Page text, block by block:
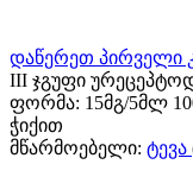
დაწერეთ პირველი
III ჯგუფი
ფორმა: 15მგ/5მლ
ჭიქით
მწარმოებელი: ტევა